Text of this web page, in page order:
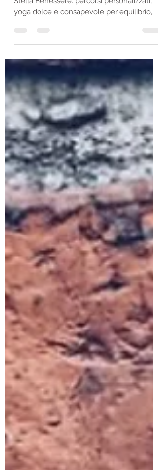
Scopri le lezioni di Yoga a Padova con
respiro, rilassamento e salute integrata. Lo
Yoga non è una moda, non è una
prestazione, non è una serie di esercizi da
ripetere a memoria. Lo Yoga è un incontro:
con se stessi, con il proprio respiro, con il
proprio corpo e con il proprio mondo
interiore. Chi arriva per la prima volta alla
pratica spesso lo fa perché vuole muovere
il corpo o diminuire lo